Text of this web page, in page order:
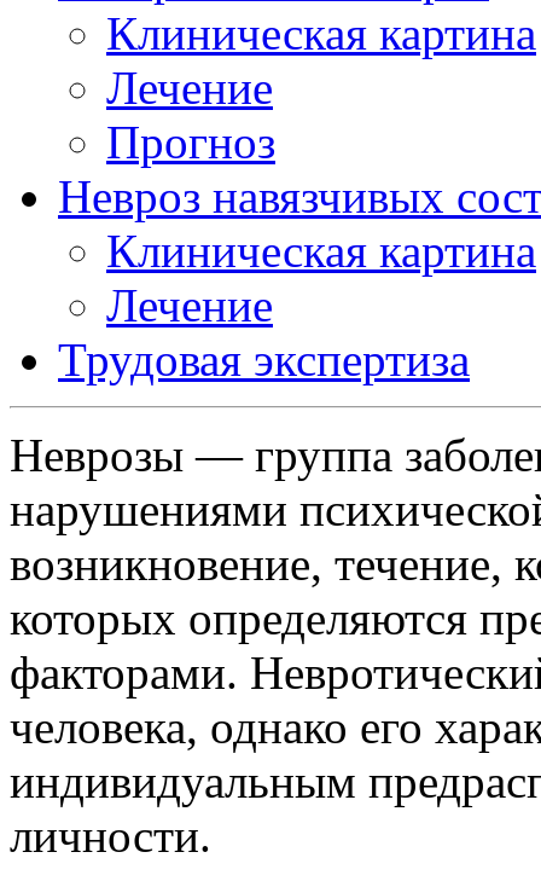
Клиническая картина
Лечение
Прогноз
Невроз навязчивых
Клиническая картина
Лечение
Трудовая экспертиза
Неврозы — группа
нарушениями
возникновение, течение,
которых определяются
факторами.
человека, однако его
индивидуальным
личности.